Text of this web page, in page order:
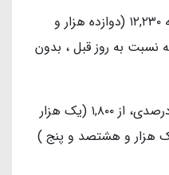
درهم امارات مبادله ای، امروز به ۱۲,۲۳۰ (دوازده هزار و
به روز قبل ، بدون
لیر ترکیه امروز با افزایش ۰.۲۷ درصدی، از ۱,۸۰۰ (یک هزار
) تومان به ۱,۸۰۵ (یک هزار و هشتصد و پنج )